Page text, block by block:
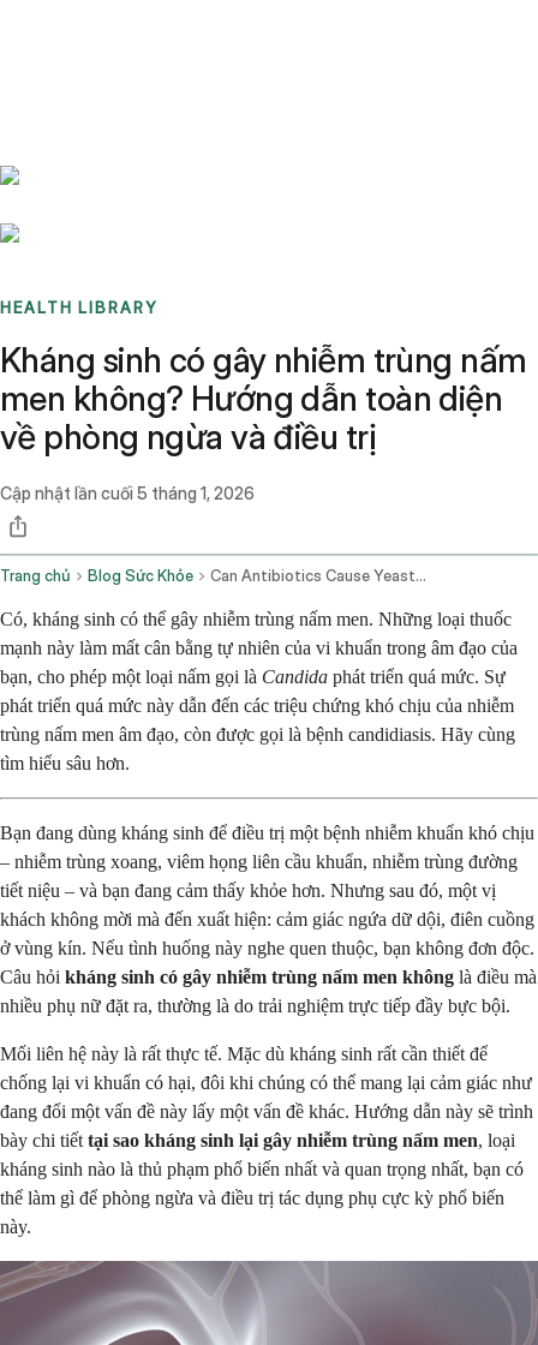
HEALTH LIBRARY
Kháng sinh có gây nhiễm trùng nấm
men không? Hướng dẫn toàn diện
về phòng ngừa và điều trị
Cập nhật lần cuối 5 tháng 1, 2026
Trang chủ Blog Sức Khỏe Can Antibiotics Cause Yeast Infection
Có, kháng sinh có thể gây nhiễm trùng nấm men. Những loại thuốc
mạnh này làm mất cân bằng tự nhiên của vi khuẩn trong âm đạo của
bạn, cho phép một loại nấm gọi là Candida phát triển quá mức. Sự
phát triển quá mức này dẫn đến các triệu chứng khó chịu của nhiễm
trùng nấm men âm đạo, còn được gọi là bệnh candidiasis. Hãy cùng
tìm hiểu sâu hơn.
Bạn đang dùng kháng sinh để điều trị một bệnh nhiễm khuẩn khó chịu
– nhiễm trùng xoang, viêm họng liên cầu khuẩn, nhiễm trùng đường
tiết niệu – và bạn đang cảm thấy khỏe hơn. Nhưng sau đó, một vị
khách không mời mà đến xuất hiện: cảm giác ngứa dữ dội, điên cuồng
ở vùng kín. Nếu tình huống này nghe quen thuộc, bạn không đơn độc.
Câu hỏi kháng sinh có gây nhiễm trùng nấm men không là điều mà
nhiều phụ nữ đặt ra, thường là do trải nghiệm trực tiếp đầy bực bội.
Mối liên hệ này là rất thực tế. Mặc dù kháng sinh rất cần thiết để
chống lại vi khuẩn có hại, đôi khi chúng có thể mang lại cảm giác như
đang đổi một vấn đề này lấy một vấn đề khác. Hướng dẫn này sẽ trình
bày chi tiết tại sao kháng sinh lại gây nhiễm trùng nấm men, loại
kháng sinh nào là thủ phạm phổ biến nhất và quan trọng nhất, bạn có
thể làm gì để phòng ngừa và điều trị tác dụng phụ cực kỳ phổ biến
này.